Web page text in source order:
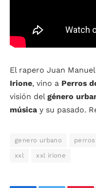
El rapero Juan
Irione, vino a Perros
visión del género
música y su pasado.
genero urbano
xxl xxl irione